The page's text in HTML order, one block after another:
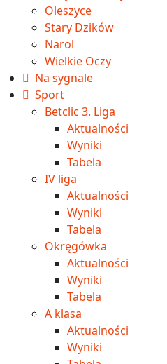
Oleszyce
Stary Dzików
Narol
Wielkie Oczy
Na sygnale
Sport
Betclic 3. Liga
Aktualności
Wyniki
Tabela
IV liga
Aktualności
Wyniki
Tabela
Okręgówka
Aktualności
Wyniki
Tabela
A klasa
Aktualności
Wyniki